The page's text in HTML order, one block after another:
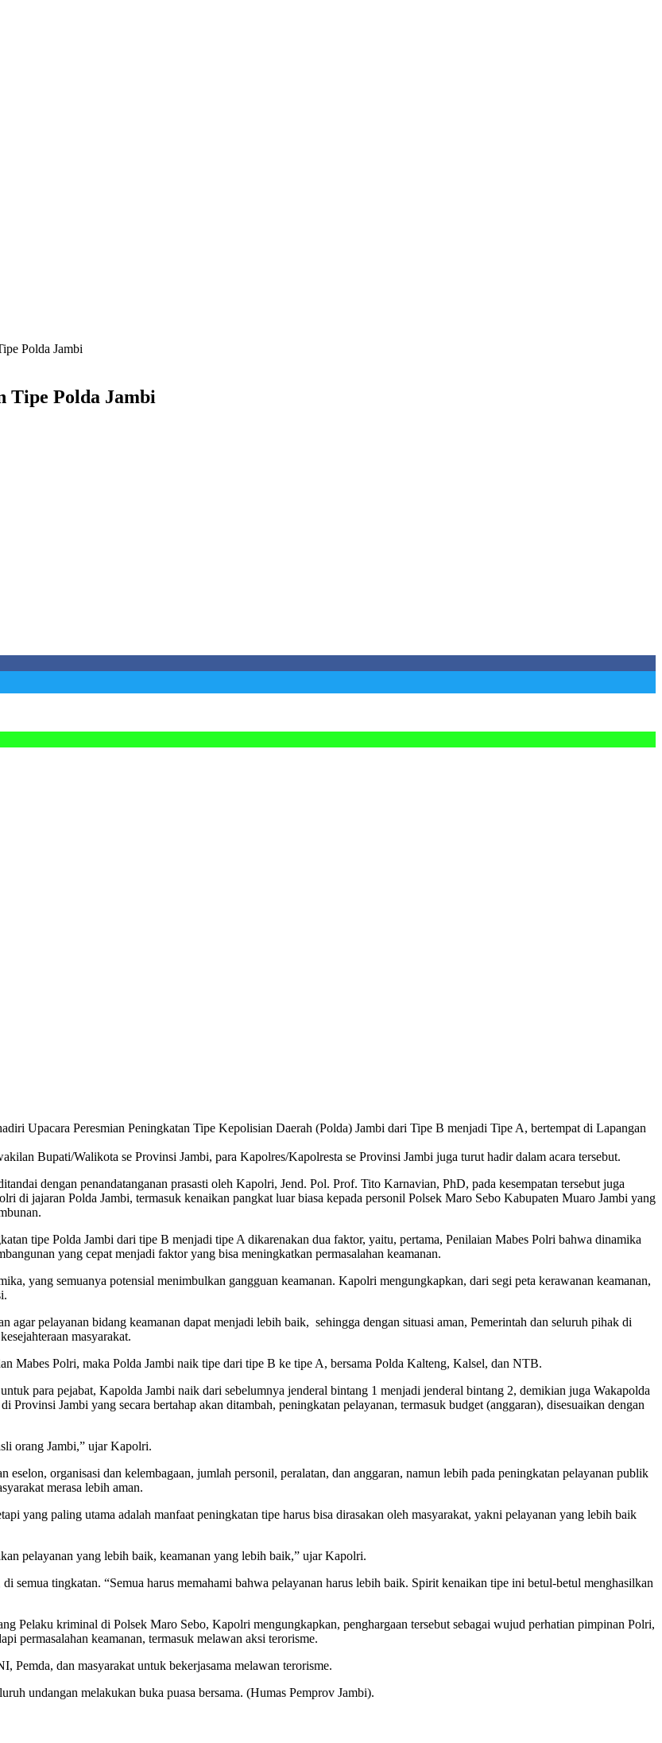
Polda Jambi
Tipe Polda Jambi
Upacara Peresmian Peningkatan Tipe Kepolisian Daerah (Polda) Jambi dari Tipe B menjadi Tipe A, bertempat di Lapangan
Bupati/Walikota se Provinsi Jambi, para Kapolres/Kapolresta se Provinsi Jambi juga turut hadir dalam acara tersebut.
dengan penandatanganan prasasti oleh Kapolri, Jend. Pol. Prof. Tito Karnavian, PhD, pada kesempatan tersebut juga
di jajaran Polda Jambi, termasuk kenaikan pangkat luar biasa kepada personil Polsek Maro Sebo Kabupaten Muaro Jambi yang
tipe Polda Jambi dari tipe B menjadi tipe A dikarenakan dua faktor, yaitu, pertama, Penilaian Mabes Polri bahwa dinamika
yang cepat menjadi faktor yang bisa meningkatkan permasalahan keamanan.
yang semuanya potensial menimbulkan gangguan keamanan. Kapolri mengungkapkan, dari segi peta kerawanan keamanan,
agar pelayanan bidang keamanan dapat menjadi lebih baik, sehingga dengan situasi aman, Pemerintah dan seluruh pihak di
masyarakat.
Mabes Polri, maka Polda Jambi naik tipe dari tipe B ke tipe A, bersama Polda Kalteng, Kalsel, dan NTB.
para pejabat, Kapolda Jambi naik dari sebelumnya jenderal bintang 1 menjadi jenderal bintang 2, demikian juga Wakapolda
Jambi yang secara bertahap akan ditambah, peningkatan pelayanan, termasuk budget (anggaran), disesuaikan dengan
orang Jambi,” ujar Kapolri.
organisasi dan kelembagaan, jumlah personil, peralatan, dan anggaran, namun lebih pada peningkatan pelayanan publik
merasa lebih aman.
yang paling utama adalah manfaat peningkatan tipe harus bisa dirasakan oleh masyarakat, yakni pelayanan yang lebih baik
pelayanan yang lebih baik, keamanan yang lebih baik,” ujar Kapolri.
semua tingkatan. “Semua harus memahami bahwa pelayanan harus lebih baik. Spirit kenaikan tipe ini betul-betul menghasilkan
Pelaku kriminal di Polsek Maro Sebo, Kapolri mengungkapkan, penghargaan tersebut sebagai wujud perhatian pimpinan Polri,
permasalahan keamanan, termasuk melawan aksi terorisme.
dan masyarakat untuk bekerjasama melawan terorisme.
undangan melakukan buka puasa bersama. (Humas Pemprov Jambi).